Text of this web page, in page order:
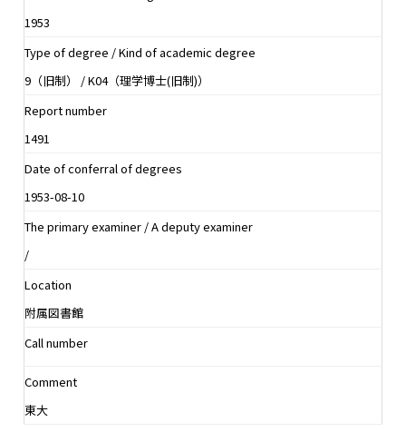
1953
Type of degree / Kind of academic degree
9（旧制） / K04（理学博士(旧制)）
Report number
1491
Date of conferral of degrees
1953-08-10
The primary examiner / A deputy examiner
/
Location
附属図書館
Call number
Comment
東大